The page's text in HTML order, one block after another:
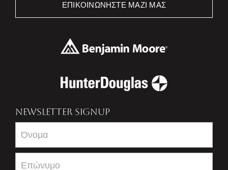
ΕΠΙΚΟΙΝΩΝΉΣΤΕ ΜΑΖΊ ΜΑΣ
NEWSLETTER SIGNUP
Newsletter